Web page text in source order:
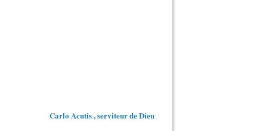
Carlo Acutis , serviteur de Dieu